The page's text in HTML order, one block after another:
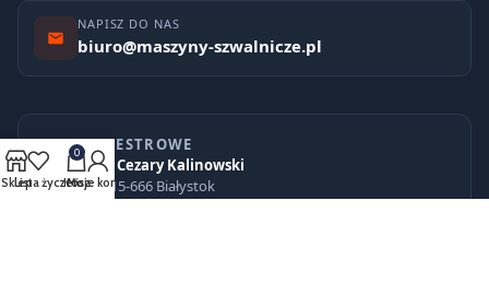
NAPISZ DO NAS
biuro@maszyny-szwalnicze.pl
DANE REJESTROWE
TECHMASZ Cezary Kalinowski
ul. Niska 3, 15-666 Białystok
Sklep
Lista życzeń
0
Kosz
Moje konto